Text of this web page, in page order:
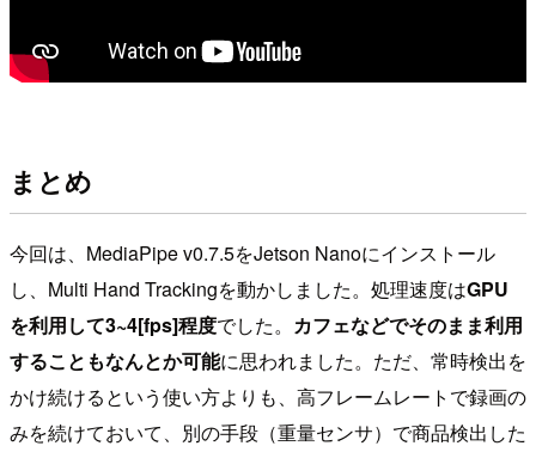
まとめ
今回は、MediaPipe v0.7.5をJetson Nanoにインストール
し、Multi Hand Trackingを動かしました。処理速度はGPU
を利用して3~4[fps]程度でした。 カフェなどでそのまま利用
することもなんとか可能に思われました。ただ、常時検出を
かけ続けるという使い方よりも、高フレームレートで録画の
みを続けておいて、別の手段（重量センサ）で商品検出した